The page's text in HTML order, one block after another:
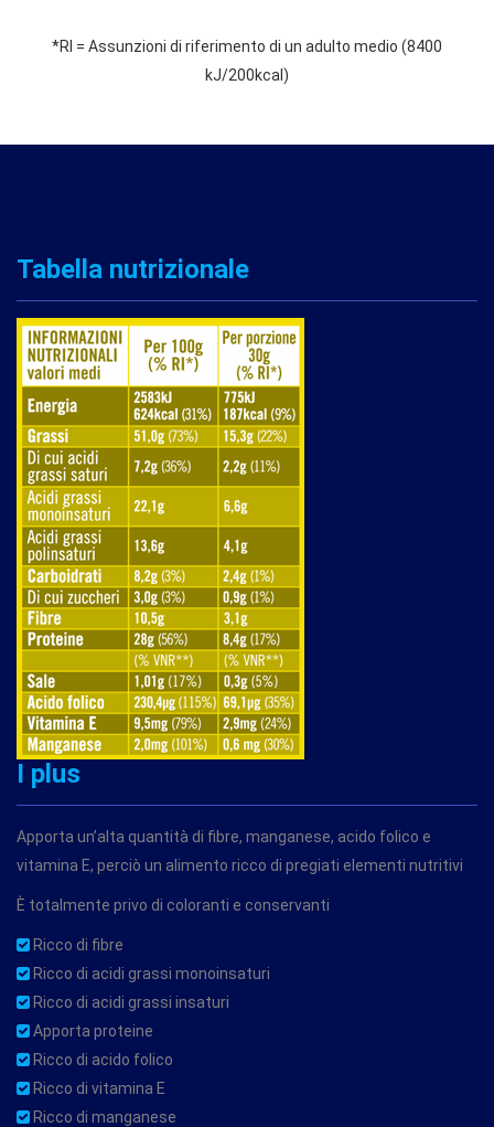
*RI = Assunzioni di riferimento di un adulto medio (8400
kJ/200kcal)
Tabella nutrizionale
I plus
Apporta un’alta quantità di fibre, manganese, acido folico e
vitamina E, perciò un alimento ricco di pregiati elementi nutritivi
È totalmente privo di coloranti e conservanti
Ricco di fibre
Ricco di acidi grassi monoinsaturi
Ricco di acidi grassi insaturi
Apporta proteine
Ricco di acido folico
Ricco di vitamina E
Ricco di manganese